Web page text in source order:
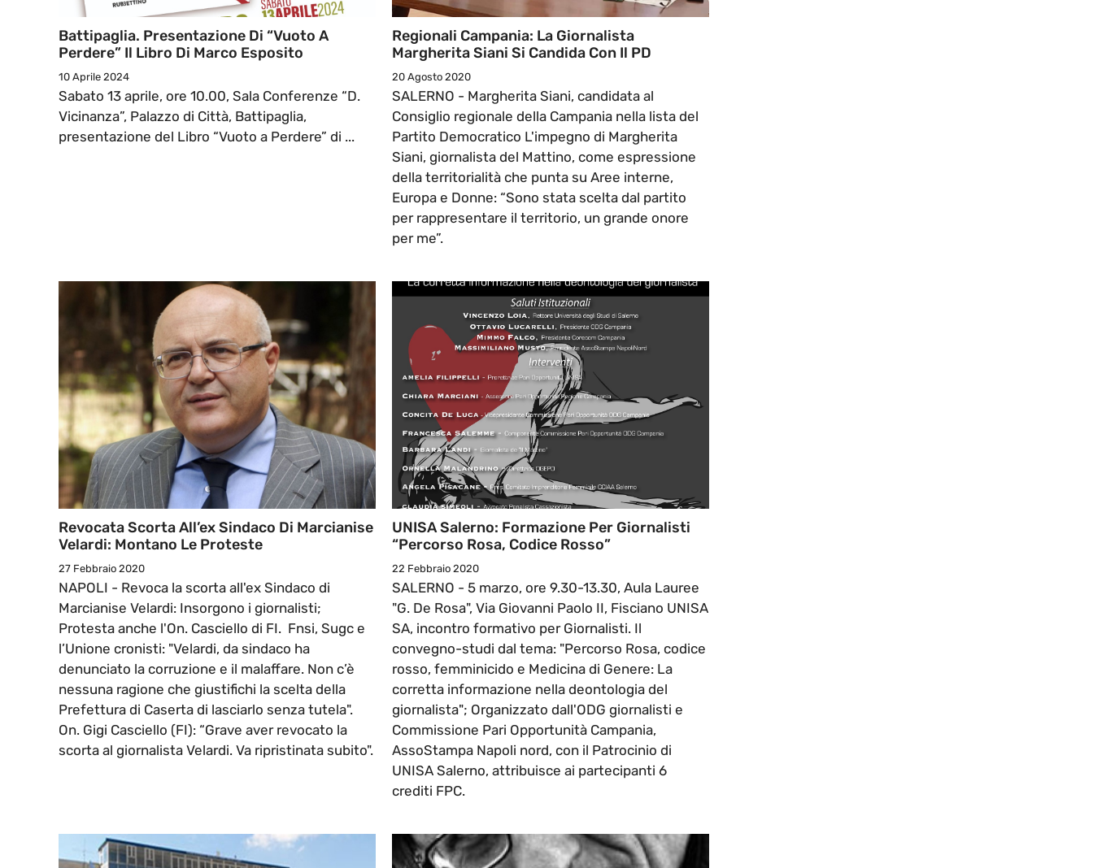
Battipaglia. Presentazione Di “Vuoto A
Perdere” Il Libro Di Marco Esposito
10 Aprile 2024
Sabato 13 aprile, ore 10.00, Sala Conferenze “D.
Vicinanza”, Palazzo di Città, Battipaglia,
presentazione del Libro “Vuoto a Perdere” di ...
Regionali Campania: La Giornalista
Margherita Siani Si Candida Con Il PD
20 Agosto 2020
SALERNO - Margherita Siani, candidata al
Consiglio regionale della Campania nella lista del
Partito Democratico L'impegno di Margherita
Siani, giornalista del Mattino, come espressione
della territorialità che punta su Aree interne,
Europa e Donne: “Sono stata scelta dal partito
per rappresentare il territorio, un grande onore
per me”.
Revocata Scorta All’ex Sindaco Di Marcianise
Velardi: Montano Le Proteste
27 Febbraio 2020
NAPOLI - Revoca la scorta all'ex Sindaco di
Marcianise Velardi: Insorgono i giornalisti;
Protesta anche l'On. Casciello di FI. Fnsi, Sugc e
l’Unione cronisti: "Velardi, da sindaco ha
denunciato la corruzione e il malaffare. Non c’è
nessuna ragione che giustifichi la scelta della
Prefettura di Caserta di lasciarlo senza tutela".
On. Gigi Casciello (FI): “Grave aver revocato la
scorta al giornalista Velardi. Va ripristinata subito".
UNISA Salerno: Formazione Per Giornalisti
“Percorso Rosa, Codice Rosso”
22 Febbraio 2020
SALERNO - 5 marzo, ore 9.30-13.30, Aula Lauree
"G. De Rosa", Via Giovanni Paolo II, Fisciano UNISA
SA, incontro formativo per Giornalisti. Il
convegno-studi dal tema: "Percorso Rosa, codice
rosso, femminicido e Medicina di Genere: La
corretta informazione nella deontologia del
giornalista"; Organizzato dall'ODG giornalisti e
Commissione Pari Opportunità Campania,
AssoStampa Napoli nord, con il Patrocinio di
UNISA Salerno, attribuisce ai partecipanti 6
crediti FPC.